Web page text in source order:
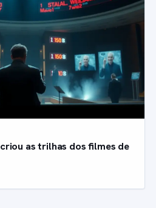
as trilhas dos filmes de